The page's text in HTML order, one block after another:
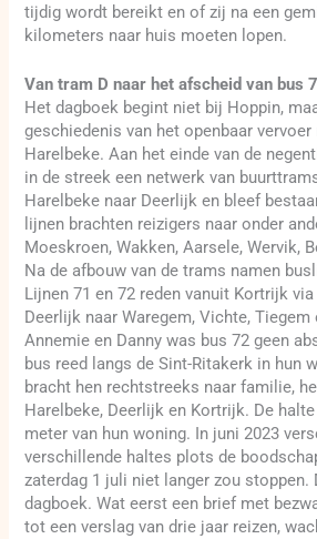
tijdig wordt bereikt en of zij na een
kilometers naar huis moeten lopen.
Van tram D naar het afscheid van bus
Het dagboek begint niet bij Hoppin,
geschiedenis van het openbaar
Harelbeke. Aan het einde van de
in de streek een netwerk van
Harelbeke naar Deerlijk en bleef
lijnen brachten reizigers naar onder
Moeskroen, Wakken, Aarsele, Wervik,
Na de afbouw van de trams namen
Lijnen 71 en 72 reden vanuit Kortrijk
Deerlijk naar Waregem, Vichte,
Annemie en Danny was bus 72 geen
bus reed langs de Sint-Ritakerk in hun
bracht hen rechtstreeks naar familie,
Harelbeke, Deerlijk en Kortrijk. De
meter van hun woning. In juni 2023
verschillende haltes plots de
zaterdag 1 juli niet langer zou stoppen.
dagboek. Wat eerst een brief met
tot een verslag van drie jaar reizen,